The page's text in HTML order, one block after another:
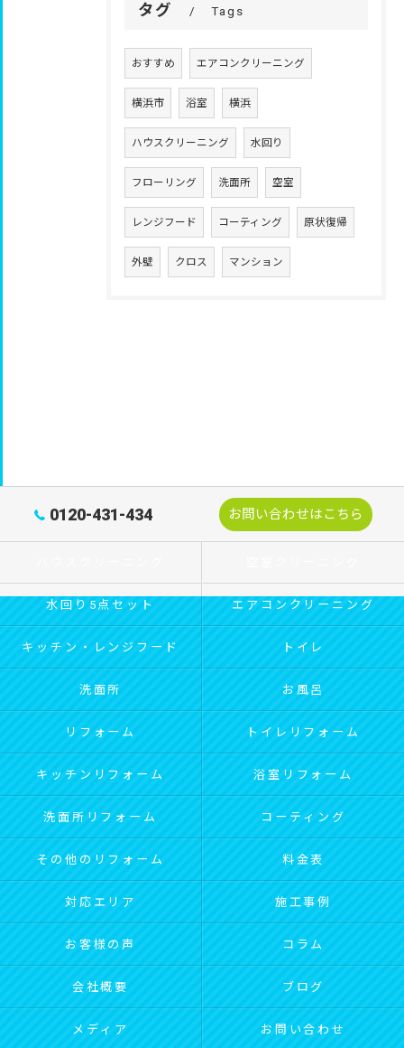
タグ Tags
おすすめ エアコンクリーニング
横浜市 浴室 横浜
ハウスクリーニング 水回り
フローリング 洗面所 空室
レンジフード コーティング 原状復帰
外壁 クロス マンション
0120-431-434 お問い合わせはこちら
水回り5点セット エアコンクリーニング
キッチン・レンジフード トイレ
洗面所 お風呂
リフォーム トイレリフォーム
キッチンリフォーム 浴室リフォーム
洗面所リフォーム コーティング
その他のリフォーム 料金表
対応エリア 施工事例
お客様の声 コラム
会社概要 ブログ
メディア お問い合わせ